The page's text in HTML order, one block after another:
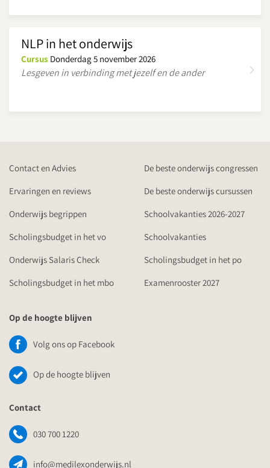
NLP in het onderwijs
Cursus Donderdag 5 november 2026
Lesgeven in verbinding met jezelf en de ander
Contact en Advies
De beste onderwijs congressen
Ervaringen en reviews
De beste onderwijs cursussen
Onderwijs begrippen
Schoolvakanties 2026-2027
Scholingsbudget in het vo
Schoolvakanties
Onderwijs Salaris Check
Scholingsbudget in het po
Scholingsbudget in het mbo
Examenrooster 2027
Op de hoogte blijven
Volg ons op Facebook
Op de hoogte blijven
Contact
030 700 1220
info@medilexonderwijs.nl